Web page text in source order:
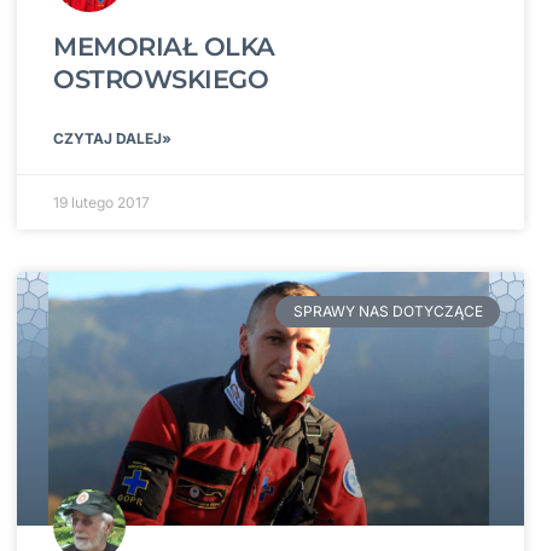
MEMORIAŁ OLKA
OSTROWSKIEGO
CZYTAJ DALEJ»
19 lutego 2017
SPRAWY NAS DOTYCZĄCE